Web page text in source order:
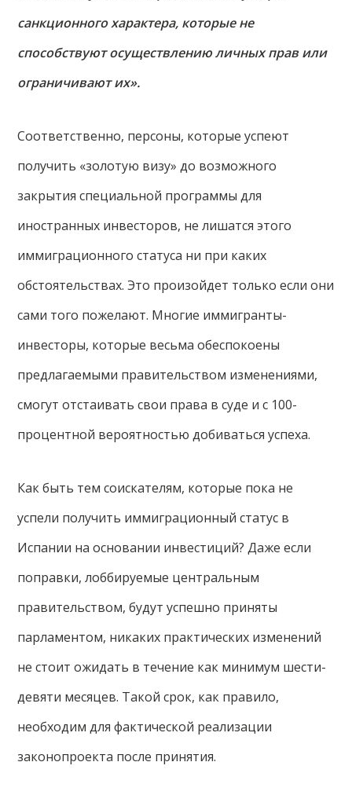
санкционного характера, которые не
способствуют осуществлению личных прав или
ограничивают их».
Соответственно, персоны, которые успеют
получить «золотую визу» до возможного
закрытия специальной программы для
иностранных инвесторов, не лишатся этого
иммиграционного статуса ни при каких
обстоятельствах. Это произойдет только если они
сами того пожелают. Многие иммигранты-
инвесторы, которые весьма обеспокоены
предлагаемыми правительством изменениями,
смогут отстаивать свои права в суде и с 100-
процентной вероятностью добиваться успеха.
Как быть тем соискателям, которые пока не
успели получить иммиграционный статус в
Испании на основании инвестиций? Даже если
поправки, лоббируемые центральным
правительством, будут успешно приняты
парламентом, никаких практических изменений
не стоит ожидать в течение как минимум шести-
девяти месяцев. Такой срок, как правило,
необходим для фактической реализации
законопроекта после принятия.